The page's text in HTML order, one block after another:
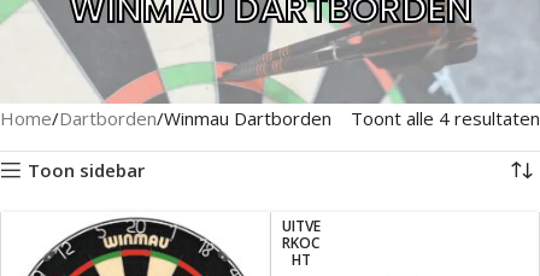
Home Dartborden Winmau Dartborden Toont alle 4 resultaten
Toon sidebar
UITVE
RKOC
HT